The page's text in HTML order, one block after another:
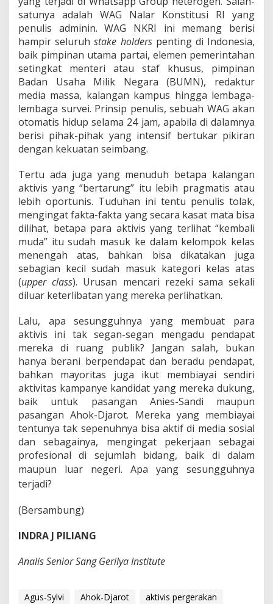
satunya adalah WAG Nalar Konstitusi RI yang
penulis adminin. WAG NKRI ini memang berisi
hampir seluruhstake holderspenting di Indonesia,
baik pimpinan utama partai, elemen pemerintahan
setingkat menteri atau staf khusus, pimpinan
Badan Usaha Milik Negara (BUMN), redaktur
media massa, kalangan kampus hingga lembaga-
lembaga survei. Prinsip penulis, sebuah WAG akan
otomatis hidup selama 24 jam, apabila di dalamnya
berisi pihak-pihak yang intensif bertukar pikiran
dengan kekuatan seimbang.
Tertu ada juga yang menuduh betapa kalangan
aktivis yang “bertarung” itu lebih pragmatis atau
lebih oportunis. Tuduhan ini tentu penulis tolak,
mengingat fakta-fakta yang secara kasat mata bisa
dilihat, betapa para aktivis yang terlihat “kembali
muda” itu sudah masuk ke dalam kelompok kelas
menengah atas, bahkan bisa dikatakan juga
sebagian kecil sudah masuk kategori kelas atas
(upper class). Urusan mencari rezeki sama sekali
diluar keterlibatan yang mereka perlihatkan.
Lalu, apa sesungguhnya yang membuat para
aktivis ini tak segan-segan mengadu pendapat
mereka di ruang publik? Jangan salah, bukan
hanya berani berpendapat dan beradu pendapat,
bahkan mayoritas juga ikut membiayai sendiri
aktivitas kampanye kandidat yang mereka dukung,
baik untuk pasangan Anies-Sandi maupun
pasangan Ahok-Djarot. Mereka yang membiayai
tentunya tak sepenuhnya bisa aktif di media sosial
dan sebagainya, mengingat pekerjaan sebagai
profesional di sejumlah bidang, baik di dalam
maupun luar negeri. Apa yang sesungguhnya
terjadi?
(Bersambung)
INDRA J PILIANG
Analis Senior Sang Gerilya Institute
Agus-Sylvi Ahok-Djarot
aktivis pergerakan